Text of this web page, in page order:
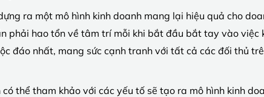
ra một mô hình kinh doanh mang lại hiệu quả cho
phải hao tổn về tâm trí mỗi khi bắt đầu bắt tay vào
đáo nhất, mang sức cạnh tranh với tất cả các đối thủ
có thể tham khảo với các yếu tố sẽ tạo ra mô hình kinh